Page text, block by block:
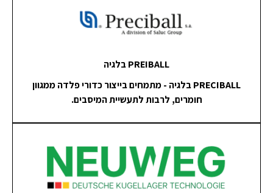
PREIBALL בלגיה
PRECIBALL בלגיה - מתמחים בייצור כדורי פלדה ממגוון
חומרים, לרבות לתעשיית המיסבים.